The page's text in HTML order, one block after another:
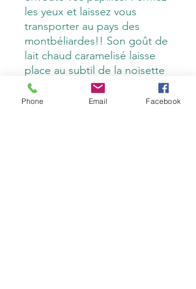
les yeux et laissez vous
transporter au pays des
montbéliardes!! Son goût de
lait chaud caramelisé laisse
place au subtil de la noisette
grillé. Une explosion de
saveurs qui saura ravir les plus
Phone Email Facebook